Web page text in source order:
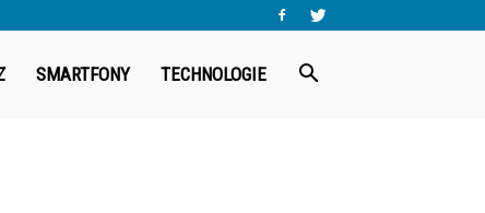
SMARTFONY TECHNOLOGIE